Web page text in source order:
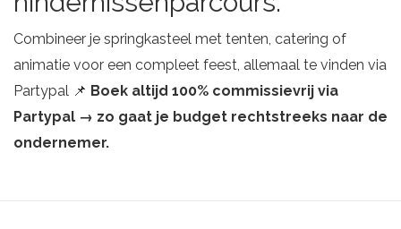
Combineer je springkasteel met tenten, catering of
animatie voor een compleet feest, allemaal te vinden via
Partypal 📌 Boek altijd 100% commissievrij via
Partypal → zo gaat je budget rechtstreeks naar de
ondernemer.